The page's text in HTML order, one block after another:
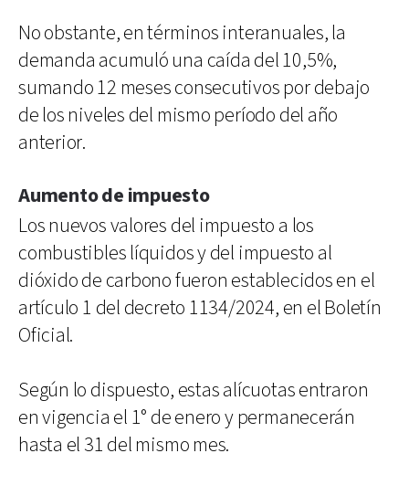
No obstante, en términos interanuales, la
demanda acumuló una caída del 10,5%,
sumando 12 meses consecutivos por debajo
de los niveles del mismo período del año
anterior.
Aumento de impuesto
Los nuevos valores del impuesto a los
combustibles líquidos y del impuesto al
dióxido de carbono fueron establecidos en el
artículo 1 del decreto 1134/2024, en el Boletín
Oficial.
Según lo dispuesto, estas alícuotas entraron
en vigencia el 1° de enero y permanecerán
hasta el 31 del mismo mes.